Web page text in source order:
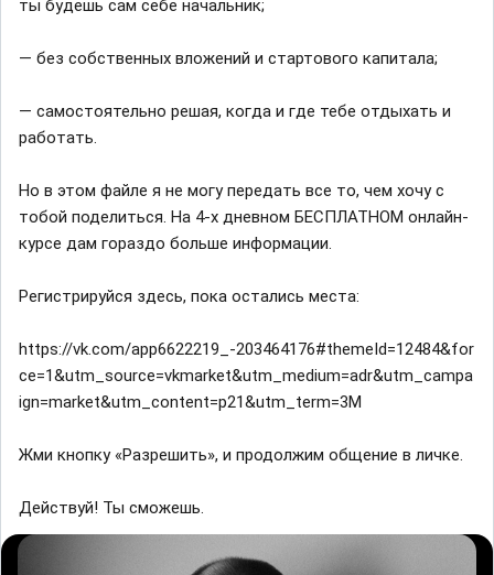
ты будешь сам себе начальник;
— без собственных вложений и стартового капитала;
— самостоятельно решая, когда и где тебе отдыхать и
работать.
Но в этом файле я не могу передать все то, чем хочу с
тобой поделиться. На 4-х дневном БЕСПЛАТНОМ онлайн-
курсе дам гораздо больше информации.
Регистрируйся здесь, пока остались места:
https://vk.com/app6622219_-203464176#themeId=12484&for
ce=1&utm_source=vkmarket&utm_medium=adr&utm_campa
ign=market&utm_content=p21&utm_term=3M
Жми кнопку «Разрешить», и продолжим общение в личке.
Действуй! Ты сможешь.